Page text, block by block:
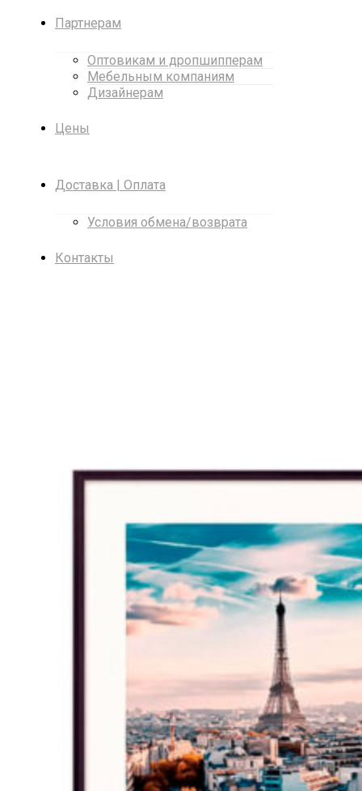
Партнерам
Оптовикам и дропшипперам
Мебельным компаниям
Дизайнерам
Цены
Доставка | Оплата
Условия обмена/возврата
Контакты